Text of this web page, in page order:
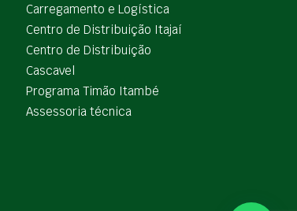
Carregamento e Logística
Centro de Distribuição Itajaí
Centro de Distribuição
Cascavel
Programa Timão Itambé
Assessoria técnica